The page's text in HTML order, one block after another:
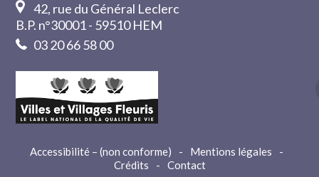
42, rue du Général Leclerc
B.P. n°30001 - 59510 HEM
03 20 66 58 00
Accessibilité – (non conforme) - Mentions légales
-
Crédits
- Contact